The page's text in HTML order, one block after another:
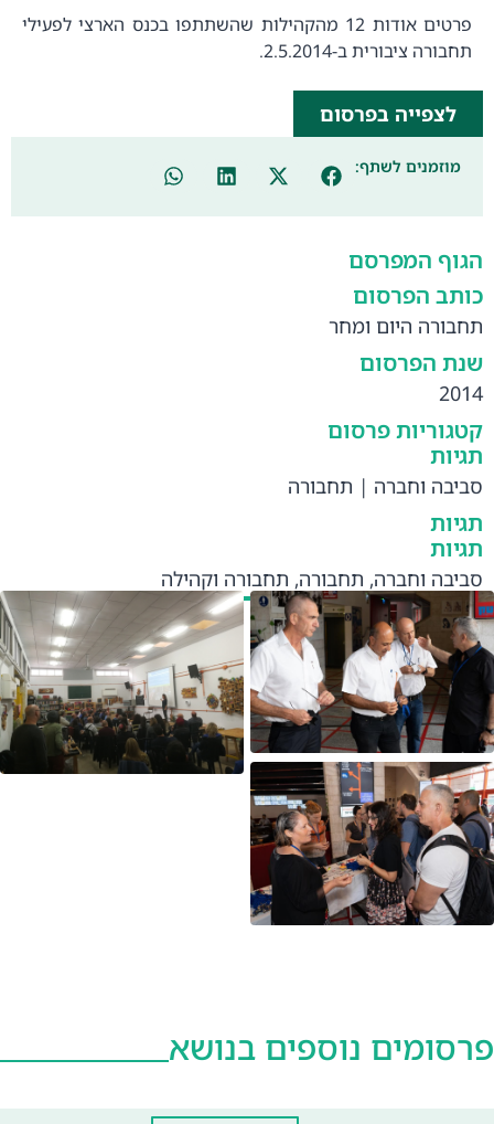
פרטים אודות 12 מהקהילות שהשתתפו בכנס הארצי לפעילי
תחבורה ציבורית ב-2.5.2014.
לצפייה בפרסום
מוזמנים לשתף:
הגוף המפרסם
כותב הפרסום
תחבורה היום ומחר
שנת הפרסום
2014
קטגוריות פרסום
תגיות
סביבה וחברה | תחבורה
תגיות
תגיות
סביבה וחברה, תחבורה, תחבורה וקהילה
פרסומים נוספים בנושא